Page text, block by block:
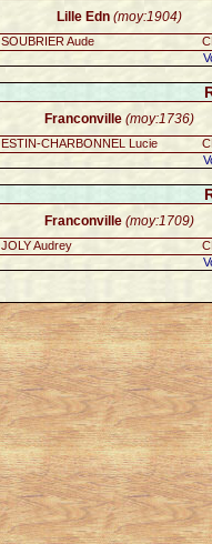
Lille Edn (moy:1904)
SOUBRIER Aude
Franconville (moy:1736)
ESTIN-CHARBONNEL Lucie
Franconville (moy:1709)
JOLY Audrey